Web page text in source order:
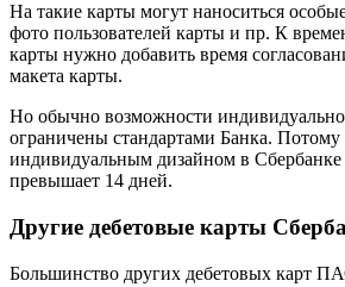
На такие карты могут наноситься
фото пользователей карты и пр. К
карты нужно добавить время
макета карты.
Но обычно возможности
ограничены стандартами Банка.
индивидуальным дизайном в
превышает 14 дней.
Другие дебетовые карты
Большинство других дебетовых карт